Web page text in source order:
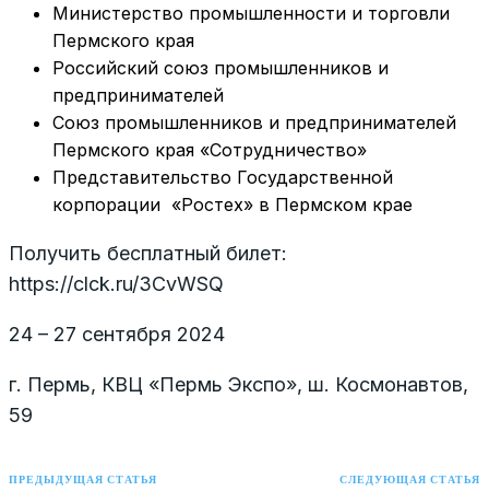
Министерство промышленности и торговли
Пермского края
Российский союз промышленников и
предпринимателей
Союз промышленников и предпринимателей
Пермского края «Сотрудничество»
Представительство Государственной
корпорации «Ростех» в Пермском крае
Получить бесплатный билет:
https://clck.ru/3CvWSQ
24 – 27 сентября 2024
г. Пермь, КВЦ «Пермь Экспо», ш. Космонавтов,
59
ПРЕДЫДУЩАЯ СТАТЬЯ СЛЕДУЮЩАЯ СТАТЬЯ